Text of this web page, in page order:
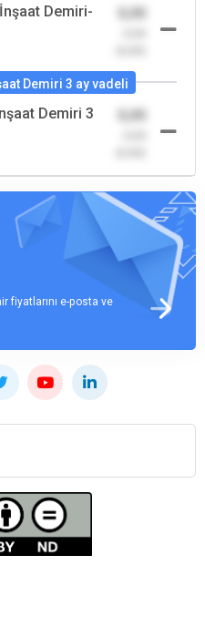
Demiri-
Demiri 3 ay vadeli
Demiri 3
fiyatlarını e-posta ve